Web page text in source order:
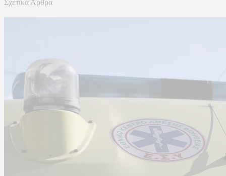
Σχετικά Άρθρα